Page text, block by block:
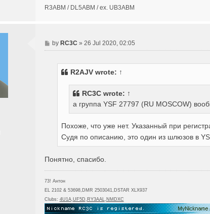
R3ABM / DL5ABM / ex. UB3ABM
P
o
byRC3C » 26 Jul 2020, 02:05
R2AJVwrote: ↑
RC3Cwrote: ↑
а группа YSF 27797 (RU MOSCOW)
Похоже, что уже нет. Указанный при
Судя по описанию, это один из шлюзов в
Понятно, спасибо.
73! Антон
EL 2102 & 53698,DMR 2503041,DSTAR XLX937
Clubs: 4U1A, UF5D RY3AAL NMDXC